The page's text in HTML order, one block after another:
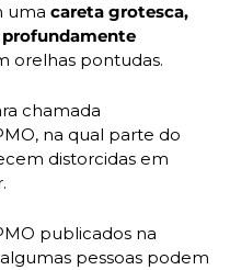
uma careta grotesca,
orelhas pontudas.
na qual parte do
distorcidas em
publicados na
pessoas podem